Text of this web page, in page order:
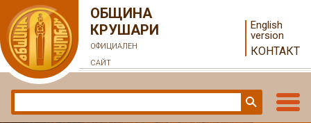
ОБЩИНА
КРУШАРИ
ОФИЦИАЛЕН
САЙТ
English
version
КОНТАКТ